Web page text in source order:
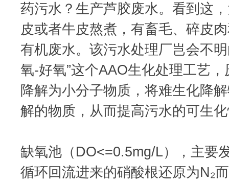
药污水？生产芦胶废水。看到这
皮或者牛皮熬煮，有畜毛、碎皮
有机废水。该污水处理厂岂会不
氧-好氧”这个AAO生化处理工艺
降解为小分子物质，将难生化降
解的物质，从而提高污水的可生
缺氧池（DO<=0.5mg/L），主要
循环回流进来的硝酸根还原为N₂